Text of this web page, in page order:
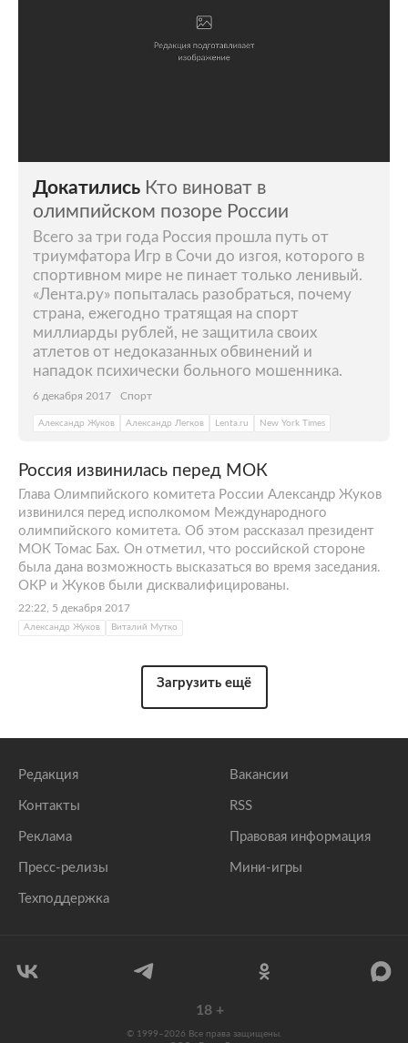
Докатились Кто виноват в
олимпийском позоре России
Всего за три года Россия прошла путь от
триумфатора Игр в Сочи до изгоя, которого в
спортивном мире не пинает только ленивый.
«Лента.ру» попыталась разобраться, почему
страна, ежегодно тратящая на спорт
миллиарды рублей, не защитила своих
атлетов от недоказанных обвинений и
нападок психически больного мошенника.
6 декабря 2017 Спорт
Александр Жуков Александр Легков Lenta.ru New York Times
Россия извинилась перед МОК
Глава Олимпийского комитета России Александр Жуков
извинился перед исполкомом Международного
олимпийского комитета. Об этом рассказал президент
МОК Томас Бах. Он отметил, что российской стороне
была дана возможность высказаться во время заседания.
ОКР и Жуков были дисквалифицированы.
22:22, 5 декабря 2017
Александр Жуков Виталий Мутко
Загрузить ещё
Редакция
Контакты
Реклама
Пресс-релизы
Техподдержка
Вакансии
RSS
Правовая информация
Мини-игры
18 +
© 1999–2026 Все права защищены.